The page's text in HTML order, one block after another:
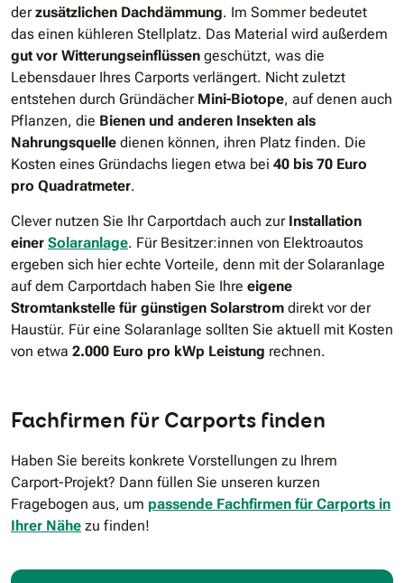
derzusätzlichen Dachdämmung. Im Sommer bedeutet
das einen kühleren Stellplatz. Das Material wird außerdem
gut vor Witterungseinflüssen geschützt, was die
Lebensdauer Ihres Carports verlängert. Nicht zuletzt
entstehen durch Gründächer Mini-Biotope, auf denen auch
Pflanzen, die Bienen und anderen Insekten als
Nahrungsquelle dienen können, ihren Platz finden. Die
Kosten eines Gründachs liegen etwa bei 40 bis 70 Euro
pro Quadratmeter.
Clever nutzen Sie Ihr Carportdach auch zur Installation
einer Solaranlage. Für Besitzer:innen von Elektroautos
ergeben sich hier echte Vorteile, denn mit der Solaranlage
auf dem Carportdach haben Sie Ihre eigene
Stromtankstelle für günstigen Solarstrom direkt vor der
Haustür. Für eine Solaranlage sollten Sie aktuell mit Kosten
von etwa 2.000 Euro pro kWp Leistung rechnen.
Fachfirmen für Carports finden
Haben Sie bereits konkrete Vorstellungen zu Ihrem
Carport-Projekt? Dann füllen Sie unseren kurzen
Fragebogen aus, um passende Fachfirmen für Carports in
Ihrer Nähe zu finden!